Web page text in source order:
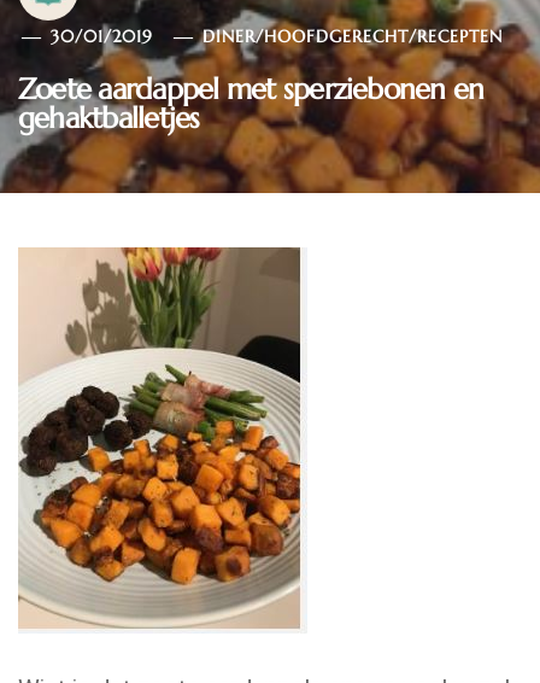
30/01/2019 DINER/HOOFDGERECHT/RECEPTEN
Zoete aardappel met sperziebonen en
gehaktballetjes